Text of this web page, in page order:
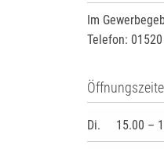
Im
Telefon:
Di. 15.00 –